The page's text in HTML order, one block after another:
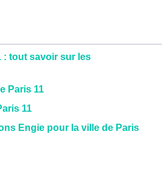
: tout savoir sur les
Paris 11
11
Engie pour la ville de Paris